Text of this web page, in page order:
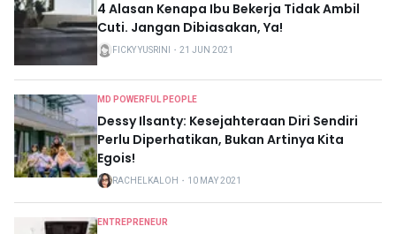
4 Alasan Kenapa Ibu Bekerja Tidak Ambil
Cuti. Jangan Dibiasakan, Ya!
FICKY YUSRINI ・ 21 JUN 2021
MD POWERFUL PEOPLE
Dessy Ilsanty: Kesejahteraan Diri Sendiri
Perlu Diperhatikan, Bukan Artinya Kita
Egois!
RACHELKALOH ・ 10 MAY 2021
ENTREPRENEUR